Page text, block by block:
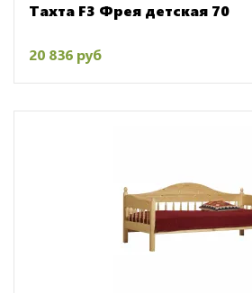
Тахта F3 Фрея детская 70
20 836 руб